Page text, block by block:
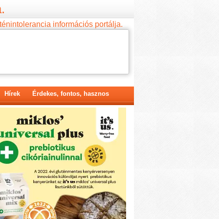
információs portálja.
Hírek Érdekes, fontos, hasznos